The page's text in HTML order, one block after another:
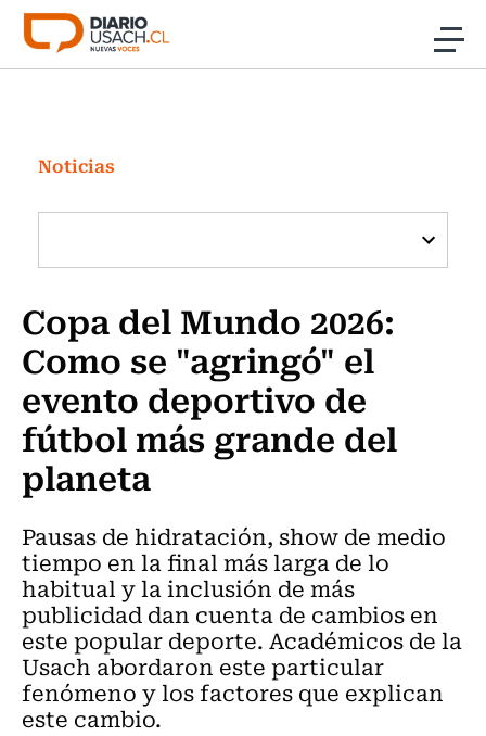
Click acá para ir directamente al contenido
Investigación
Cultura
Programas Radio y TV Usach
Noticias
Copa del Mundo 2026:
Como se "agringó" el
evento deportivo de
fútbol más grande del
planeta
Pausas de hidratación, show de medio
tiempo en la final más larga de lo
habitual y la inclusión de más
publicidad dan cuenta de cambios en
este popular deporte. Académicos de la
Usach abordaron este particular
fenómeno y los factores que explican
este cambio.